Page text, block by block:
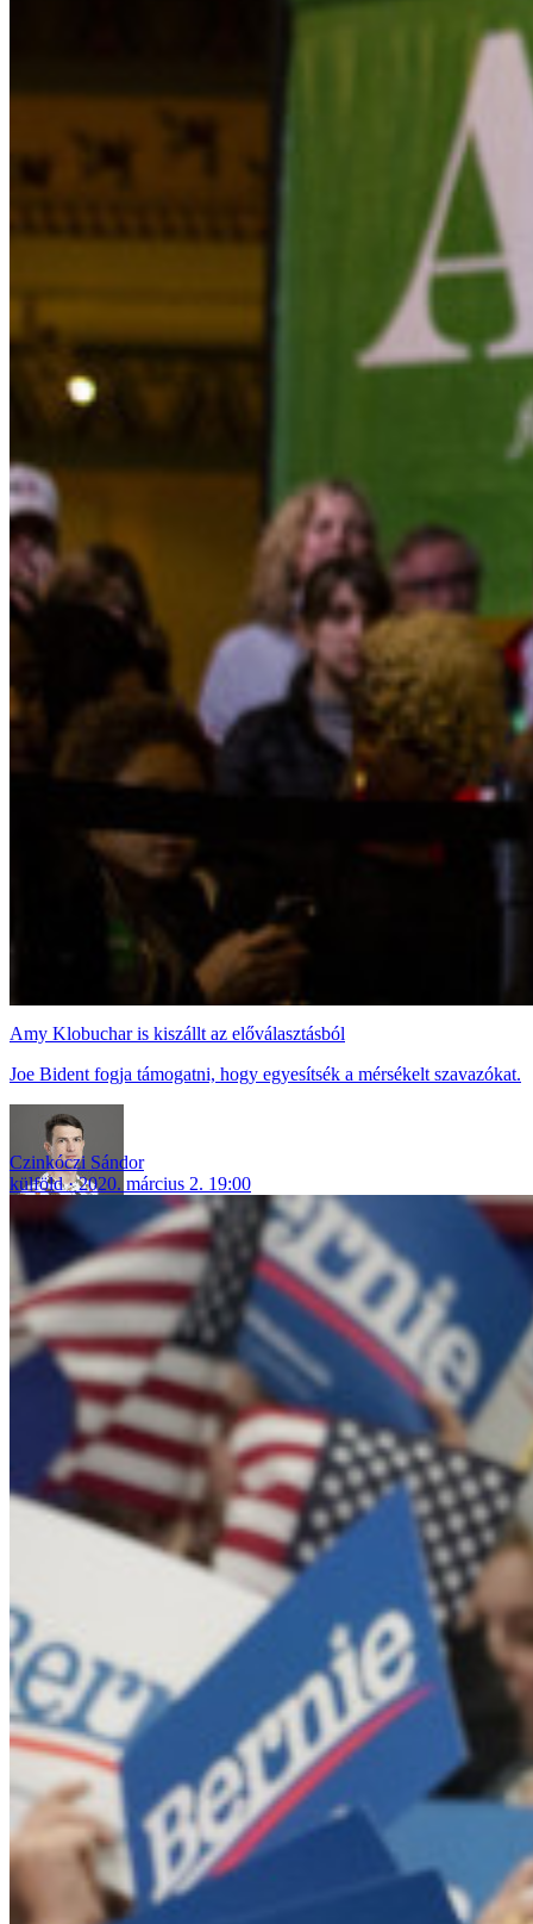
Amy Klobuchar is kiszállt az előválasztásból
Joe Bident fogja támogatni, hogy egyesítsék a mérsékelt szavazókat.
Czinkóczi Sándor
külföld
2020. március 2. 19:00